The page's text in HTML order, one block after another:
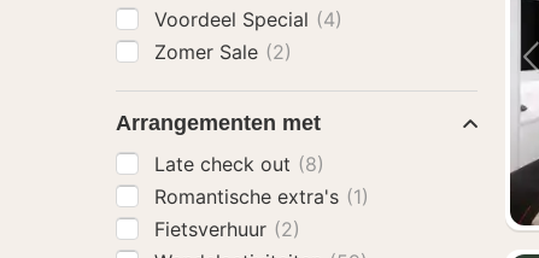
Voordeel Special (4)
Zomer Sale (2)
Arrangementen met
Late check out (8)
Romantische extra's (1)
Fietsverhuur (2)